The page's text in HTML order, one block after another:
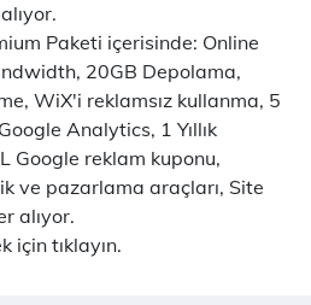
Paketi içerisinde: Online
20GB Depolama,
WiX'i reklamsız kullanma, 5
Analytics, 1 Yıllık
Google reklam kuponu,
ve pazarlama araçları, Site
alıyor.
içintıklayın.